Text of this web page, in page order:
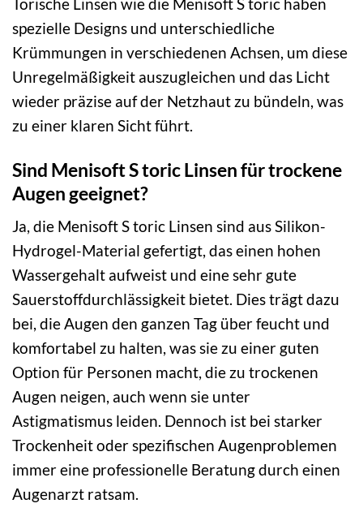
spezielle Designs und unterschiedliche
Krümmungen in verschiedenen Achsen, um diese
Unregelmäßigkeit auszugleichen und das Licht
wieder präzise auf der Netzhaut zu bündeln, was
zu einer klaren Sicht führt.
Sind Menisoft S toric Linsen für trockene
Augen geeignet?
Ja, die Menisoft S toric Linsen sind aus Silikon-
Hydrogel-Material gefertigt, das einen hohen
Wassergehalt aufweist und eine sehr gute
Sauerstoffdurchlässigkeit bietet. Dies trägt dazu
bei, die Augen den ganzen Tag über feucht und
komfortabel zu halten, was sie zu einer guten
Option für Personen macht, die zu trockenen
Augen neigen, auch wenn sie unter
Astigmatismus leiden. Dennoch ist bei starker
Trockenheit oder spezifischen Augenproblemen
immer eine professionelle Beratung durch einen
Augenarzt ratsam.